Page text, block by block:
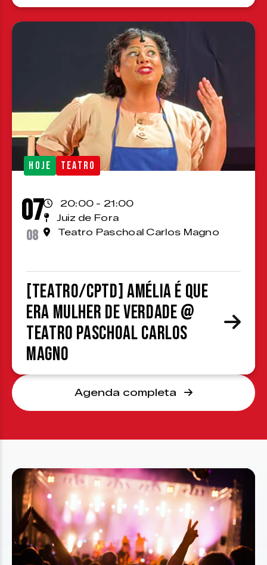
HOJE TEATRO
07
08
20:00 - 21:00
Juiz de Fora
Teatro Paschoal Carlos Magno
[TEATRO/CPTD] Amélia é que
era mulher de verdade @
Teatro Paschoal Carlos
Magno
Agenda completa